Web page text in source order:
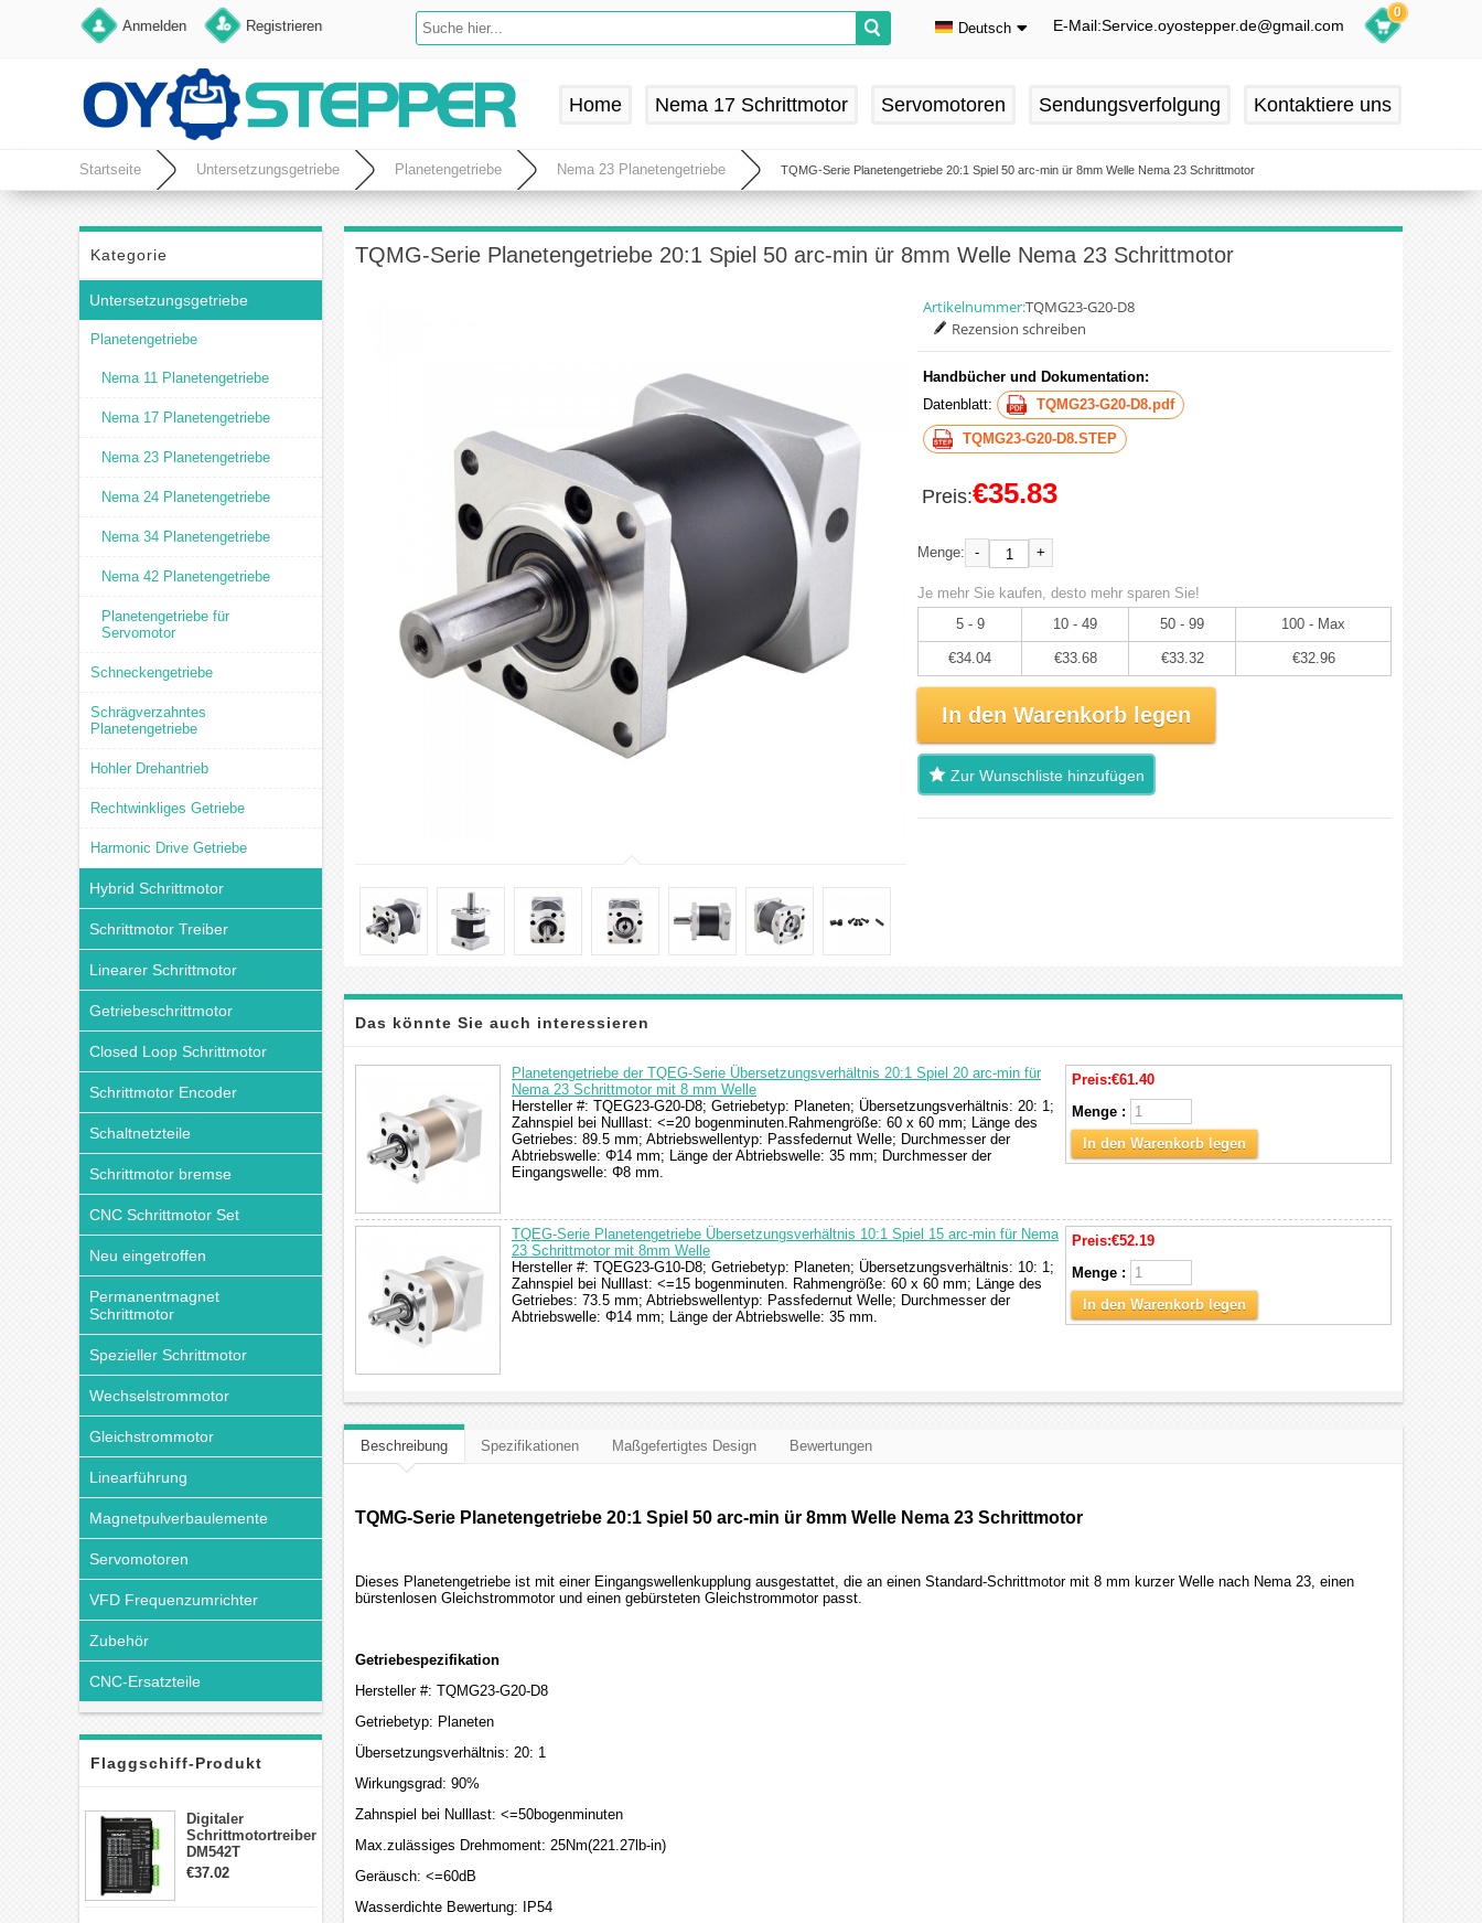
Anmelden Registrieren Deutsch
Deutsch
Español
E-Mail:Service.oyostepper.de@gmail.com
0
Home Nema 17 Schrittmotor Servomotoren Sendungsverfolgung Kontaktiere uns
Startseite Untersetzungsgetriebe Planetengetriebe Nema 23 Planetengetriebe TQMG-Serie Planetengetriebe 20:1 Spiel 50 arc-min ür 8mm Welle Nema 23 Schrittmotor
Kategorie
Untersetzungsgetriebe
Planetengetriebe
Nema 11 Planetengetriebe
Nema 17 Planetengetriebe
Nema 23 Planetengetriebe
Nema 24 Planetengetriebe
Nema 34 Planetengetriebe
Nema 42 Planetengetriebe
Planetengetriebe für
Servomotor
Schneckengetriebe
Schrägverzahntes
Planetengetriebe
Hohler Drehantrieb
Rechtwinkliges Getriebe
Harmonic Drive Getriebe
Hybrid Schrittmotor
Schrittmotor Treiber
Linearer Schrittmotor
Getriebeschrittmotor
Closed Loop Schrittmotor
Schrittmotor Encoder
Schaltnetzteile
Schrittmotor bremse
CNC Schrittmotor Set
Neu eingetroffen
Permanentmagnet
Schrittmotor
Spezieller Schrittmotor
Wechselstrommotor
Gleichstrommotor
Linearführung
Magnetpulverbaulemente
Servomotoren
VFD Frequenzumrichter
Zubehör
CNC-Ersatzteile
Flaggschiff-Produkt
Digitaler
Schrittmotortreiber
DM542T
Schrittmotor
€37.02
TQMG-Serie Planetengetriebe 20:1 Spiel 50 arc-min ür 8mm Welle Nema 23 Schrittmotor
Artikelnummer:TQMG23-G20-D8
Rezension schreiben
Handbücher und Dokumentation:
Datenblatt:
TQMG23-G20-D8.pdf
TQMG23-G20-D8.STEP
Preis:€35.83
Menge: - +
Je mehr Sie kaufen, desto mehr sparen Sie!
5 - 9
10 - 49 50 - 99 100 - Max
€34.04 €33.68 €33.32 €32.96
In den Warenkorb legen
Zur Wunschliste hinzufügen
Das könnte Sie auch interessieren
Planetengetriebe der TQEG-Serie Übersetzungsverhältnis 20:1 Spiel 20 arc-min für
Nema 23 Schrittmotor mit 8 mm Welle
Hersteller #: TQEG23-G20-D8; Getriebetyp: Planeten; Übersetzungsverhältnis: 20: 1;
Zahnspiel bei Nulllast: <=20 bogenminuten.Rahmengröße: 60 x 60 mm; Länge des
Getriebes: 89.5 mm; Abtriebswellentyp: Passfedernut Welle; Durchmesser der
Abtriebswelle: Φ14 mm; Länge der Abtriebswelle: 35 mm; Durchmesser der
Eingangswelle: Φ8 mm.
Preis:€61.40
Menge :
In den Warenkorb legen
TQEG-Serie Planetengetriebe Übersetzungsverhältnis 10:1 Spiel 15 arc-min für Nema
23 Schrittmotor mit 8mm Welle
Hersteller #: TQEG23-G10-D8; Getriebetyp: Planeten; Übersetzungsverhältnis: 10: 1;
Zahnspiel bei Nulllast: <=15 bogenminuten. Rahmengröße: 60 x 60 mm; Länge des
Getriebes: 73.5 mm; Abtriebswellentyp: Passfedernut Welle; Durchmesser der
Abtriebswelle: Φ14 mm; Länge der Abtriebswelle: 35 mm.
Preis:€52.19
Menge :
In den Warenkorb legen
Beschreibung Spezifikationen Maßgefertigtes Design Bewertungen
TQMG-Serie Planetengetriebe 20:1 Spiel 50 arc-min ür 8mm Welle Nema 23 Schrittmotor
Dieses Planetengetriebe ist mit einer Eingangswellenkupplung ausgestattet, die an einen Standard-Schrittmotor mit 8 mm kurzer Welle nach Nema 23, einen
bürstenlosen Gleichstrommotor und einen gebürsteten Gleichstrommotor passt.
Getriebespezifikation
Hersteller #: TQMG23-G20-D8
Getriebetyp: Planeten
Übersetzungsverhältnis: 20: 1
Wirkungsgrad: 90%
Zahnspiel bei Nulllast: <=50bogenminuten
Max.zulässiges Drehmoment: 25Nm(221.27lb-in)
Geräusch: <=60dB
Wasserdichte Bewertung: IP54